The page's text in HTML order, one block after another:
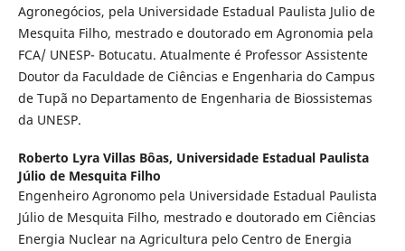
Agronegócios, pela Universidade Estadual Paulista Julio de
Mesquita Filho, mestrado e doutorado em Agronomia pela
FCA/ UNESP- Botucatu. Atualmente é Professor Assistente
Doutor da Faculdade de Ciências e Engenharia do Campus
de Tupã no Departamento de Engenharia de Biossistemas
da UNESP.
Roberto Lyra Villas Bôas, Universidade Estadual Paulista
Júlio de Mesquita Filho
Engenheiro Agronomo pela Universidade Estadual Paulista
Júlio de Mesquita Filho, mestrado e doutorado em Ciências
Energia Nuclear na Agricultura pelo Centro de Energia